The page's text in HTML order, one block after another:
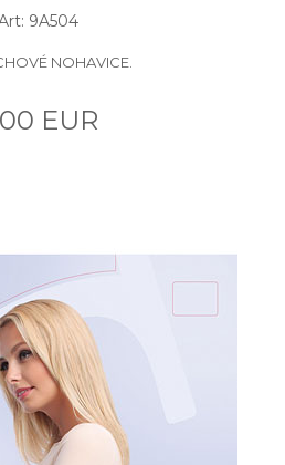
9A504
NOHAVICE.
EUR